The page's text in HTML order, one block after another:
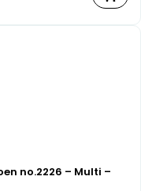
no.2226 – Multi –